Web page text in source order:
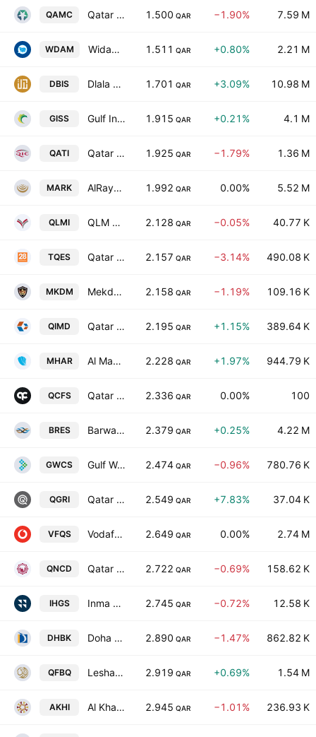
QAMC Qatar Aluminium Manufacturing Company 1.500 QAR −1.90% 7.59 M
WDAM Widam Food Company Q. S. C 1.511 QAR +0.80% 2.21 M
DBIS Dlala Brokerage and Investment Holding Company 1.701 QAR +3.09% 10.98 M
GISS Gulf International Services QSC 1.915 QAR +0.21% 4.1 M
QATI Qatar Insurance Co. 1.925 QAR −1.79% 1.36 M
MARK AlRayan Bank 1.992 QAR 0.00% 5.52 M
QLMI QLM Life & Medical Insurance Company QPSC 2.128 QAR −0.05% 40.77 K
TQES Qatar Electronic Systems Co. (Techno Q) QPSC 2.157 QAR −3.14% 490.08 K
MKDM Mekdam Holding Group Company 2.158 QAR −1.19% 109.16 K
QIMD Qatar Industrial Manufacturing Co. 2.195 QAR +1.15% 389.64 K
MHAR Al Mahhar Holding Company QPSC 2.228 QAR +1.97% 944.79 K
QCFS Qatar Cinema & Film Distribution Co. 2.336 QAR 0.00% 100
BRES Barwa Real Estate Co. 2.379 QAR +0.25% 4.22 M
GWCS Gulf Warehousing Co. 2.474 QAR −0.96% 780.76 K
QGRI Qatar General Insurance & Reinsurance Company Q.P.S.C. 2.549 QAR +7.83% 37.04 K
VFQS Vodafone Qatar QSC 2.649 QAR 0.00% 2.74 M
QNCD Qatar National Cement Co. 2.722 QAR −0.69% 158.62 K
IHGS Inma Holding Company 2.745 QAR −0.72% 12.58 K
DHBK Doha Bank 2.890 QAR −1.47% 862.82 K
QFBQ Lesha Bank L.L.C 2.919 QAR +0.69% 1.54 M
AKHI Al Khaleej Takaful Group 2.945 QAR −1.01% 236.93 K